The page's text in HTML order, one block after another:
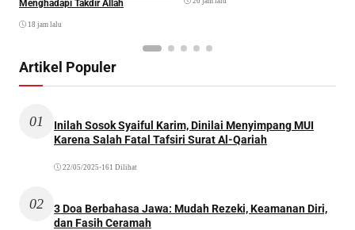
Menghadapi Takdir Allah
18 jam lalu
Artikel Populer
01
Inilah Sosok Syaiful Karim, Dinilai Menyimpang MUI
Karena Salah Fatal Tafsiri Surat Al-Qariah
22/05/2025 •161 Dilihat
02
3 Doa Berbahasa Jawa: Mudah Rezeki, Keamanan Diri,
dan Fasih Ceramah